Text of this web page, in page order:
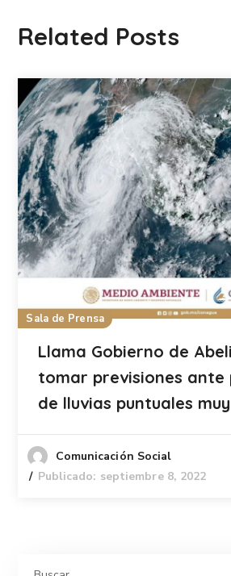
Related Posts
Sala de Prensa
Llama Gobierno de
tomar previsiones ante
de lluvias puntuales
Comunicación Social
Publicado: septiembre 8, 2022